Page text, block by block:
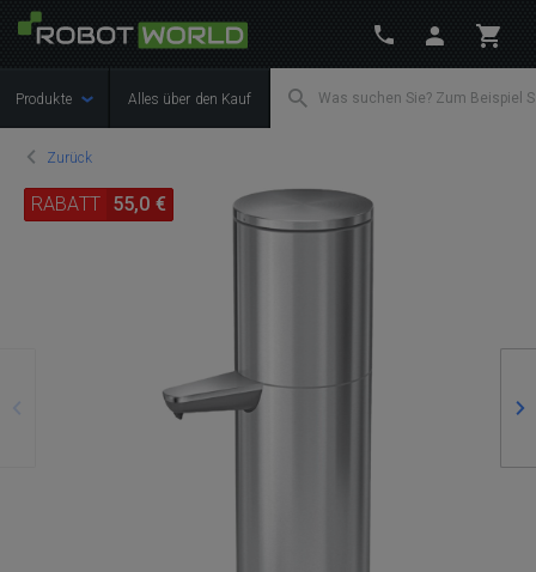
Produkte Alles über den Kauf
Zurück
RABATT 55,0 €